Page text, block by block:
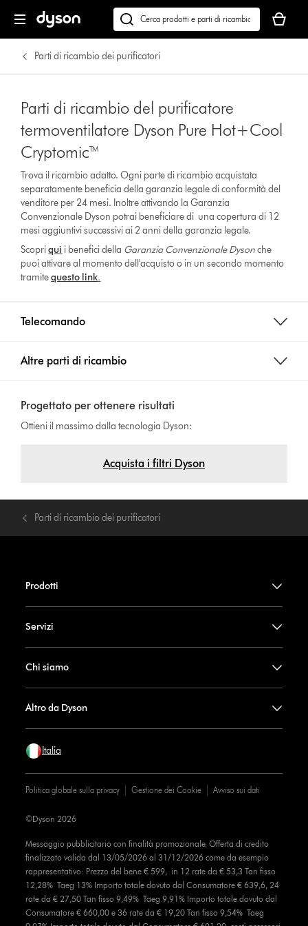
Cerca
su
dyson.it
carrello
è
Parti di ricambio dei purificatori
Parti di ricambio del purificatore
termoventilatore Dyson Pure Hot+Cool
Cryptomic™
Trova il ricambio adatto. Ogni parte di ricambio acquistata
separatamente beneficia della garanzia legale di conformità del
venditore per 24 mesi. Inoltre attivando la Garanzia
Convenzionale Dyson potrai beneficiare di una copertura di 12
mesi aggiuntivi successivi ai 2 anni della garanzia legale.
Scopriqui i benefici della Garanzia Convenzionale Dysonche
puoi attivare al momento dell'acquisto o in un secondo momento
tramitequesto link.
Telecomando
Altre parti di ricambio
Progettato per ottenere risultati
Ottieni il massimo dalla tecnologia Dyson:
Acquista i filtri Dyson
Parti di ricambio dei purificatori
Prodotti
Servizi
Chi siamo
Altro da Dyson
Italia
Politica globale sulla privacy Gestione dei Cookie Avviso sui dati
Messaggio pubblicitario con finalità promozionale. Offerta di credito
finalizzato valida dal 13/05/2026 al 31/12/2026 come da esempio
rappresentativo: Prezzo del bene € 599, in 12 rate da € 53,3 Tan fisso
12,28% Taeg 13% Importo totale dovuto dal Consumatore € 639,6, 24
rate da € 27,50 Tan fisso 9,49% Taeg 9,91% Importo totale dovuto dal
Consumatore € 660,00 e 36 rate da € 19,20 Tan fisso 9,54% Taeg
©Dyson 2026